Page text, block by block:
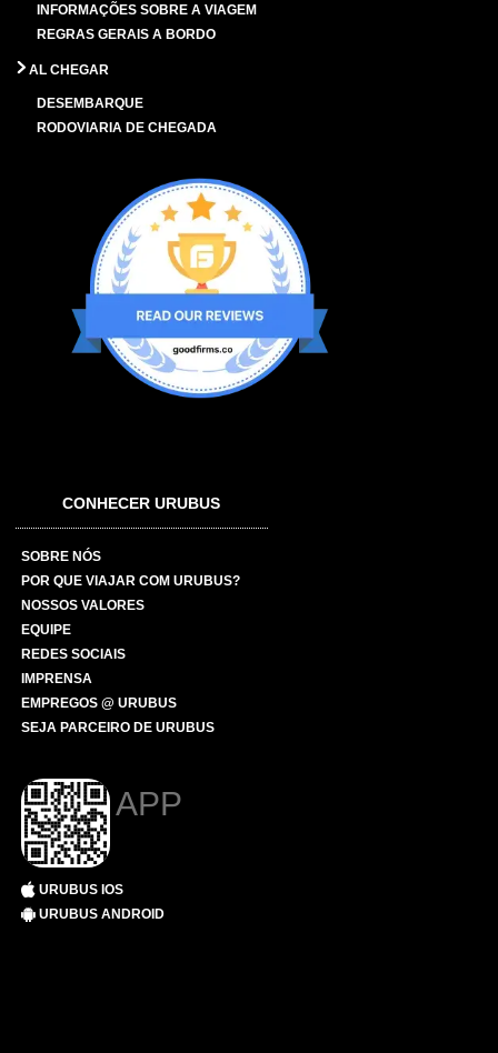
INFORMAÇÕES SOBRE A VIAGEM
REGRAS GERAIS A BORDO
AL CHEGAR
DESEMBARQUE
RODOVIARIA DE CHEGADA
CONHECER URUBUS
SOBRE NÓS
POR QUE VIAJAR COM URUBUS?
NOSSOS VALORES
EQUIPE
REDES SOCIAIS
IMPRENSA
EMPREGOS @ URUBUS
SEJA PARCEIRO DE URUBUS
APP
URUBUS IOS
URUBUS ANDROID